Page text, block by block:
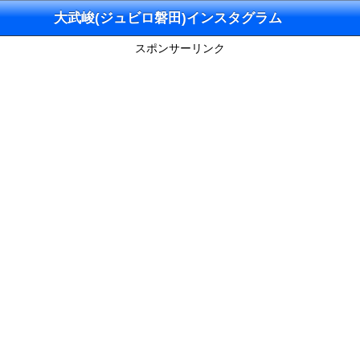
大武峻(ジュビロ磐田)インスタグラム
スポンサーリンク